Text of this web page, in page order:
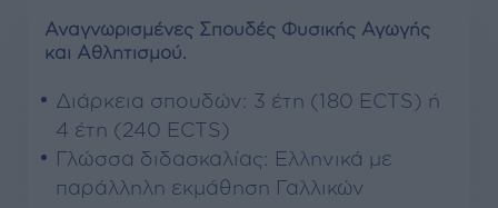
Αναγνωρισμένες Σπουδές Φυσικής Αγωγής
και Αθλητισμού.
Διάρκεια σπουδών: 3 έτη (180 ECTS) ή
4 έτη (240 ECTS)
Γλώσσα διδασκαλίας: Ελληνικά με
παράλληλη εκμάθηση Γαλλικών